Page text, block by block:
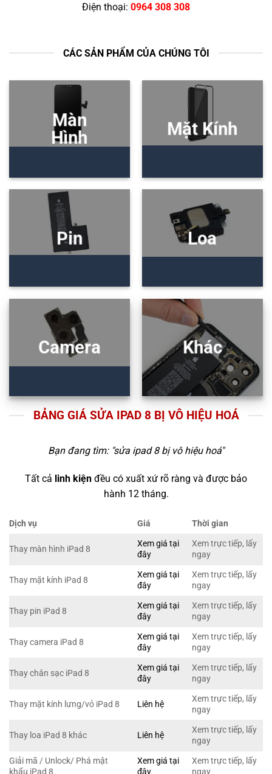
Điện thoại: 0964 308 308
CÁC SẢN PHẨM CỦA CHÚNG TÔI
Màn
Hình
Mặt Kính
Pin Loa
Camera Khác
BẢNG GIÁ SỬA IPAD 8 BỊ VÔ HIỆU HOÁ
Bạn đang tìm: "sửa ipad 8 bị vô hiệu hoá"
Tất cả linh kiện đều có xuất xứ rõ ràng và được bảo
hành 12 tháng.
Dịch vụ Giá Thời gian
Thay màn hình iPad 8
Xem giá tại
đây
Xem trực tiếp, lấy
ngay
Thay mặt kính iPad 8
Xem giá tại
đây
Xem trực tiếp, lấy
ngay
Thay pin iPad 8
Xem giá tại
đây
Xem trực tiếp, lấy
ngay
Thay camera iPad 8
Xem giá tại
đây
Xem trực tiếp, lấy
ngay
Thay chân sạc iPad 8
Xem giá tại
đây
Xem trực tiếp, lấy
ngay
Thay mặt kính lưng/vỏ iPad 8 Liên hệ
Xem trực tiếp, lấy
ngay
Thay loa iPad 8 khác Liên hệ
Xem trực tiếp, lấy
ngay
Giải mã / Unlock/ Phá mật
khẩu iPad 8
Xem giá tại
đây
Xem trực tiếp, lấy
ngay